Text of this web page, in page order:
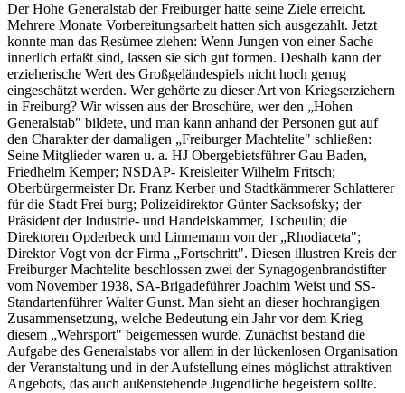
Der Hohe Generalstab der Freiburger hatte seine Ziele erreicht.
Mehrere Monate Vorbereitungsarbeit hatten sich ausgezahlt. Jetzt
konnte man das Resümee ziehen: Wenn Jungen von einer Sache
innerlich erfaßt sind, lassen sie sich gut formen. Deshalb kann der
erzieherische Wert des Großgeländespiels nicht hoch genug
eingeschätzt werden. Wer gehörte zu dieser Art von Kriegserziehern
in Freiburg? Wir wissen aus der Broschüre, wer den „Hohen
Generalstab" bildete, und man kann anhand der Personen gut auf
den Charakter der damaligen „Freiburger Machtelite" schließen:
Seine Mitglieder waren u. a. HJ­ Obergebietsführer Gau Baden,
Friedhelm Kemper; NSDAP- Kreisleiter Wilhelm Fritsch;
Oberbürgermeister Dr. Franz Kerber und Stadtkämmerer Schlatterer
für die Stadt Frei­ burg; Polizeidirektor Günter Sacksofsky; der
Präsident der Industrie- und Handelskammer, Tscheulin; die
Direktoren Opderbeck und Linnemann von der „Rhodiaceta";
Direktor Vogt von der Firma „Fortschritt". Diesen illustren Kreis der
Freiburger Machtelite beschlossen zwei der Synagogenbrandstifter
vom November 1938, SA-Brigadeführer Joachim Weist und SS­
Standartenführer Walter Gunst. Man sieht an dieser hochrangigen
Zusammensetzung, welche Bedeutung ein Jahr vor dem Krieg
diesem „Wehrsport" beigemessen wurde. Zunächst bestand die
Aufgabe des Generalstabs vor allem in der lückenlosen Organisation
der Veranstaltung und in der Aufstellung eines möglichst attraktiven
Angebots, das auch außenstehende Jugendliche begeistern sollte.